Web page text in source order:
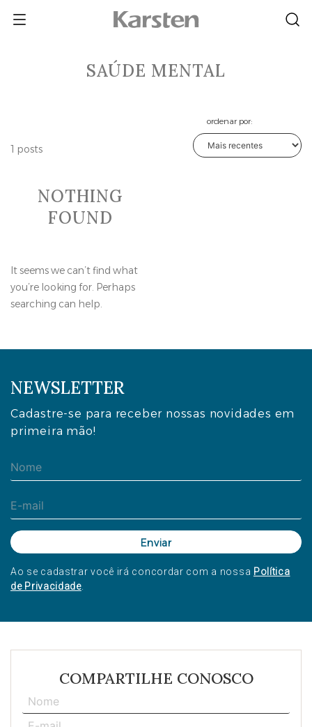
SAÚDE MENTAL
1 posts
ordenar por:
NOTHING
FOUND
It seems we can’t find what
you’re looking for. Perhaps
searching can help.
NEWSLETTER
Cadastre-se para receber nossas novidades em
primeira mão!
Ao se cadastrar você irá concordar com a nossa Política
de Privacidade.
COMPARTILHE CONOSCO